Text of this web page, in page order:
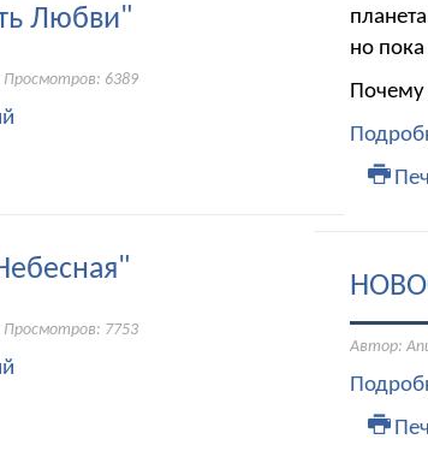
Любви"
Просмотров: 6389
Просмотров: 7753
но
Почему
Автор: